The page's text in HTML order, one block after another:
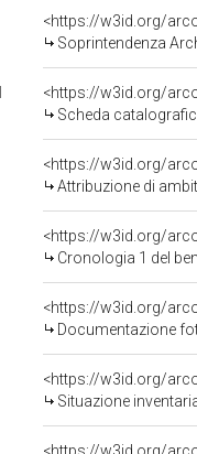
<https://w3id.org/
Soprintendenza
<https://w3id.org/
Scheda
<https://w3id.org/
Attribuzione di
<https://w3id.org/
Cronologia 1 del
Documentazione
<https://w3id.org/
Situazione